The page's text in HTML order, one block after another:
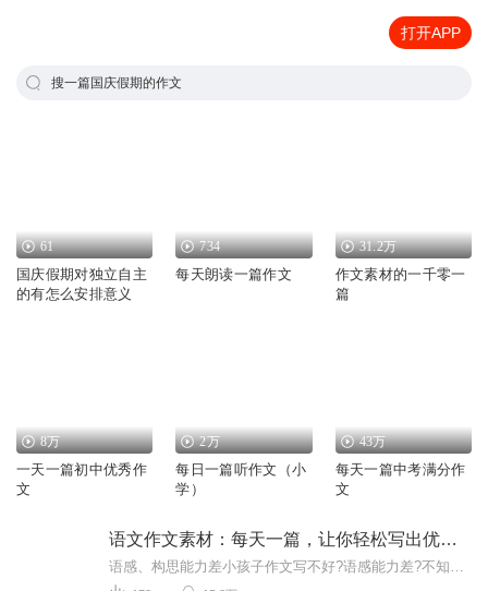
打开APP
搜一篇国庆假期的作文
61
国庆假期对独立自主
的有怎么安排意义
734
每天朗读一篇作文
31.2万
作文素材的一千零一
篇
8万
一天一篇初中优秀作
文
2万
每日一篇听作文（小
学）
43万
每天一篇中考满分作
文
语文作文素材：每天一篇，让你轻松写出优秀作文